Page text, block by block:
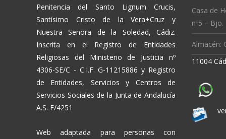
Penitencia del Santo Lignum Crucis,
Santísimo Cristo de la Vera+Cruz y
Nuestra Señora de la Soledad, Cádiz.
Inscrita en el Registro de Entidades
Religiosas del Ministerio de Justicia nº
4306-SE/C - C.I.F. G-11215886 y Registro
de Entidades, Servicios y Centros de
Servicios Sociales de la Junta de Andalucía
A.S. E/4251
Web adaptada para personas con
Casa de
nº5 – Bjo.
Almacén:
11004